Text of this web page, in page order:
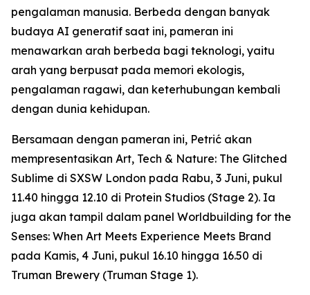
pengalaman manusia. Berbeda dengan banyak
budaya AI generatif saat ini, pameran ini
menawarkan arah berbeda bagi teknologi, yaitu
arah yang berpusat pada memori ekologis,
pengalaman ragawi, dan keterhubungan kembali
dengan dunia kehidupan.
Bersamaan dengan pameran ini, Petrić akan
mempresentasikan Art, Tech & Nature: The Glitched
Sublime di SXSW London pada Rabu, 3 Juni, pukul
11.40 hingga 12.10 di Protein Studios (Stage 2). Ia
juga akan tampil dalam panel Worldbuilding for the
Senses: When Art Meets Experience Meets Brand
pada Kamis, 4 Juni, pukul 16.10 hingga 16.50 di
Truman Brewery (Truman Stage 1).